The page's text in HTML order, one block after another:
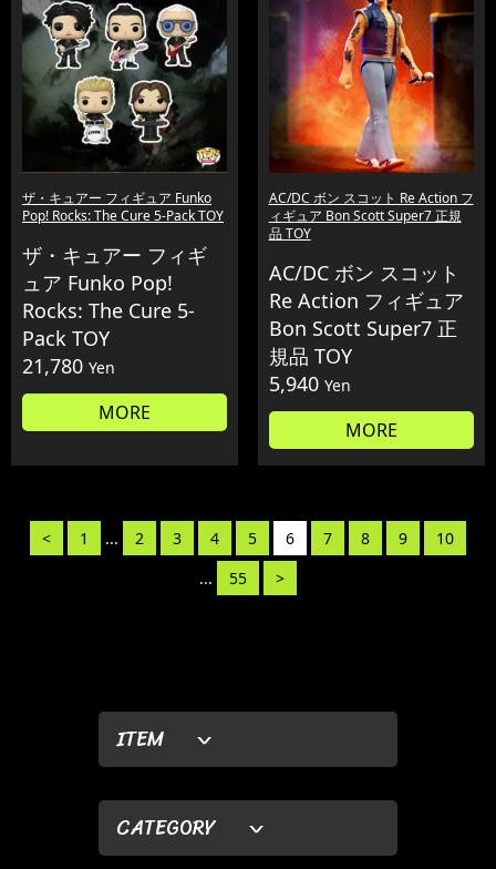
ITEM
CATEGORY
ザ・キュアー フィギュア Funko
Pop! Rocks: The Cure 5-Pack TOY
ザ・キュアー フィギ
ュア Funko Pop!
Rocks: The Cure 5-
Pack TOY
21,780 Yen
MORE
AC/DC ボン スコット Re Action フ
ィギュア Bon Scott Super7 正規
品 TOY
AC/DC ボン スコット
Re Action フィギュア
Bon Scott Super7 正
規品 TOY
5,940 Yen
MORE
< 1 ... 2 3 4 5 6 7 8 9
10
...
55 >